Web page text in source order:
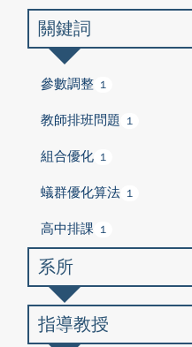
關鍵詞
參數調整 1
教師排班問題 1
組合優化 1
蟻群優化算法 1
高中排課 1
系所
指導教授